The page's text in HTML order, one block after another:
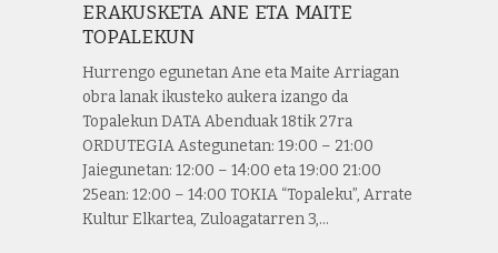
ERAKUSKETA ANE ETA MAITE
TOPALEKUN
Hurrengo egunetan Ane eta Maite Arriagan
obra lanak ikusteko aukera izango da
Topalekun DATA Abenduak 18tik 27ra
ORDUTEGIA Astegunetan: 19:00 – 21:00
Jaiegunetan: 12:00 – 14:00 eta 19:00 21:00
25ean: 12:00 – 14:00 TOKIA “Topaleku”, Arrate
Kultur Elkartea, Zuloagatarren 3,…